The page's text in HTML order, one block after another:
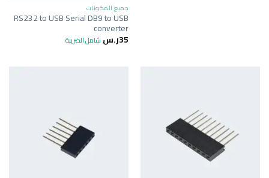
جميع المكونات
RS232 to USB Serial DB9 to USB
converter
35ر.س شامل الضريبة